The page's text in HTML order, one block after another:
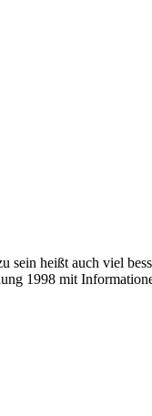
heißt auch viel
1998 mit